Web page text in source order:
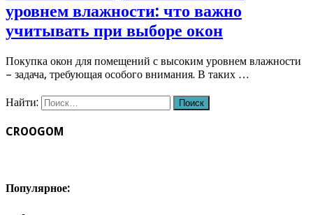
уровнем влажности: что важно
учитывать при выборе окон
Покупка окон для помещений с высоким уровнем влажности
– задача, требующая особого внимания. В таких …
Найти:
CROOGOM
Популярное: